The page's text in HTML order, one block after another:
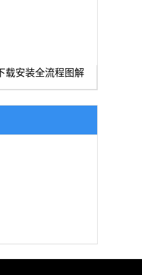
载安装全流程图解